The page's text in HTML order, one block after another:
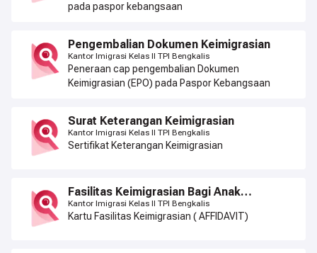
pada paspor kebangsaan
Pengembalian Dokumen Keimigrasian
Kantor Imigrasi Kelas II TPI Bengkalis
Peneraan cap pengembalian Dokumen
Keimigrasian (EPO) pada Paspor Kebangsaan
Surat Keterangan Keimigrasian
Kantor Imigrasi Kelas II TPI Bengkalis
Sertifikat Keterangan Keimigrasian
Fasilitas Keimigrasian Bagi Anak
Berkewarga Negaraan Ganda (Affidavit)
Kantor Imigrasi Kelas II TPI Bengkalis
Kartu Fasilitas Keimigrasian ( AFFIDAVIT)